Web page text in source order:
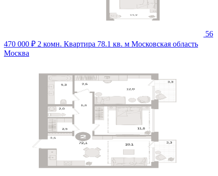
56
470 000 ₽ 2 комн. Квартира 78.1 кв. м Московская область
Москва